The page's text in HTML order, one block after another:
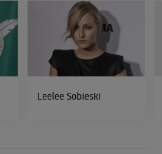
Leelee Sobieski